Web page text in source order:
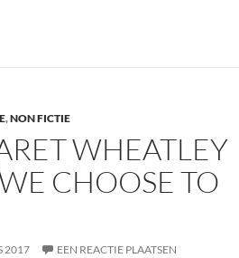
,NON FICTIE
WHEATLEY
CHOOSE TO
2017 EEN REACTIE PLAATSEN